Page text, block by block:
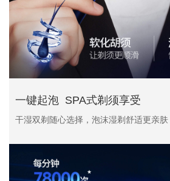
一键起泡 SPA式剃须享受
干湿双剃随心选择，泡沫湿剃舒适更亲肤